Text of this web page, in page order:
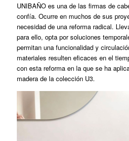
UNIBAÑO es una de las firmas de
confía. Ocurre en muchos de sus
necesidad de una reforma radical.
para ello, opta por soluciones
permitan una funcionalidad y
materiales resulten eficaces en el
con esta reforma en la que se ha
madera de la colección U3.